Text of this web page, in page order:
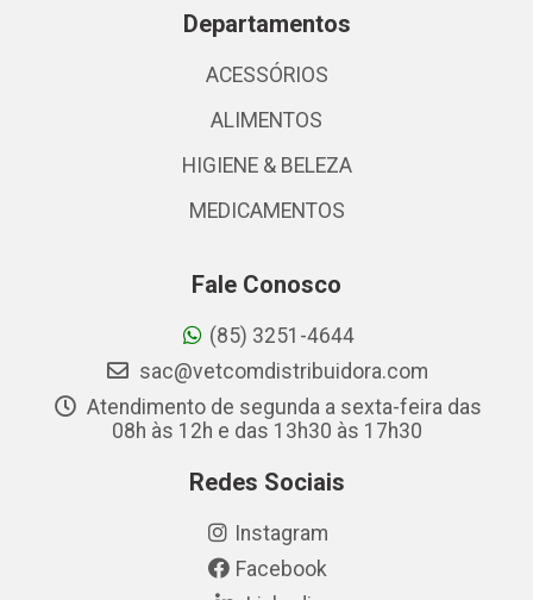
Departamentos
ACESSÓRIOS
ALIMENTOS
HIGIENE & BELEZA
MEDICAMENTOS
Fale Conosco
(85) 3251-4644
sac@vetcomdistribuidora.com
Atendimento de segunda a sexta-feira das
08h às 12h e das 13h30 às 17h30
Redes Sociais
Instagram
Facebook